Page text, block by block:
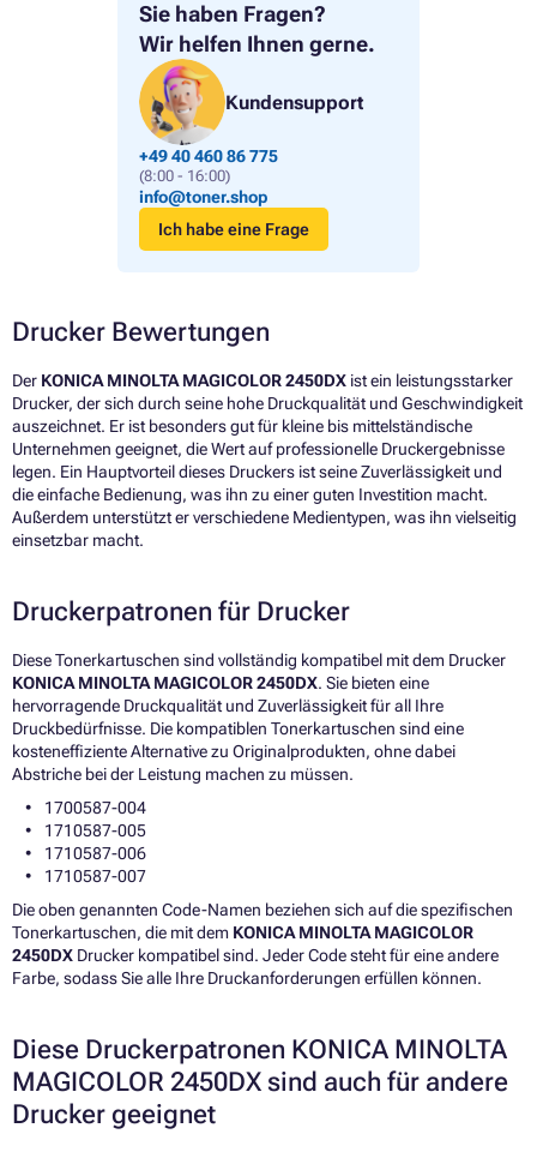
Sie haben Fragen?
Wir helfen Ihnen gerne.
Kundensupport
+49 40 460 86 775
(8:00 - 16:00)
info@toner.shop
Ich habe eine Frage
Drucker Bewertungen
Der KONICA MINOLTA MAGICOLOR 2450DX ist ein leistungsstarker
Drucker, der sich durch seine hohe Druckqualität und Geschwindigkeit
auszeichnet. Er ist besonders gut für kleine bis mittelständische
Unternehmen geeignet, die Wert auf professionelle Druckergebnisse
legen. Ein Hauptvorteil dieses Druckers ist seine Zuverlässigkeit und
die einfache Bedienung, was ihn zu einer guten Investition macht.
Außerdem unterstützt er verschiedene Medientypen, was ihn vielseitig
einsetzbar macht.
Druckerpatronen für Drucker
Diese Tonerkartuschen sind vollständig kompatibel mit dem Drucker
KONICA MINOLTA MAGICOLOR 2450DX. Sie bieten eine
hervorragende Druckqualität und Zuverlässigkeit für all Ihre
Druckbedürfnisse. Die kompatiblen Tonerkartuschen sind eine
kosteneffiziente Alternative zu Originalprodukten, ohne dabei
Abstriche bei der Leistung machen zu müssen.
1700587-004
1710587-005
1710587-006
1710587-007
Die oben genannten Code-Namen beziehen sich auf die spezifischen
Tonerkartuschen, die mit dem KONICA MINOLTA MAGICOLOR
2450DX Drucker kompatibel sind. Jeder Code steht für eine andere
Farbe, sodass Sie alle Ihre Druckanforderungen erfüllen können.
Diese Druckerpatronen KONICA MINOLTA
MAGICOLOR 2450DX sind auch für andere
Drucker geeignet